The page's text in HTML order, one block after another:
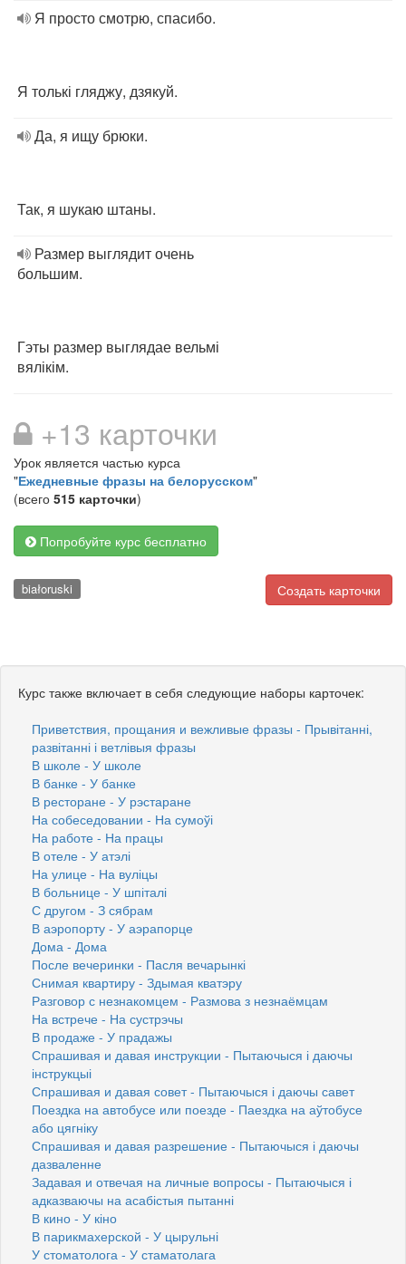
Я просто смотрю, спасибо.
Я толькі гляджу, дзякуй.
Да, я ищу брюки.
Так, я шукаю штаны.
Размер выглядит очень
большим.
Гэты размер выглядае вельмі
вялікім.
+13 карточки
Урок является частью курса
"Ежедневные фразы на белорусском"
(всего 515 карточки)
Попробуйте курс бесплатно
Создать карточки
białoruski
Курс также включает в себя следующие наборы карточек:
Приветствия, прощания и вежливые фразы - Прывітанні,
развітанні і ветлівыя фразы
В школе - У школе
В банке - У банке
В ресторане - У рэстаране
На собеседовании - На сумоўі
На работе - На працы
В отеле - У атэлі
На улице - На вуліцы
В больнице - У шпіталі
С другом - З сябрам
В аэропорту - У аэрапорце
Дома - Дома
После вечеринки - Пасля вечарынкі
Снимая квартиру - Здымая кватэру
Разговор с незнакомцем - Размова з незнаёмцам
На встрече - На сустрэчы
В продаже - У прадажы
Спрашивая и давая инструкции - Пытаючыся і даючы
інструкцыі
Спрашивая и давая совет - Пытаючыся і даючы савет
Поездка на автобусе или поезде - Паездка на аўтобусе
або цягніку
Спрашивая и давая разрешение - Пытаючыся і даючы
дазваленне
Задавая и отвечая на личные вопросы - Пытаючыся і
адказваючы на асабістыя пытанні
В кино - У кіно
В парикмахерской - У цырульні
У стоматолога - У стаматолага